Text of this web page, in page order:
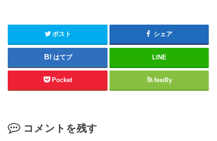
ポスト シェア
はてブ LINE
Pocket feedly
コメントを残す